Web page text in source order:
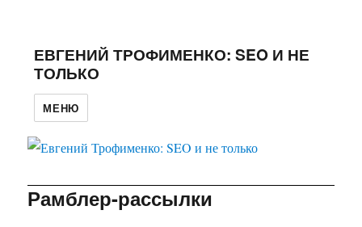
ЕВГЕНИЙ ТРОФИМЕНКО: SEO И НЕ
ТОЛЬКО
МЕНЮ
Рамблер-рассылки